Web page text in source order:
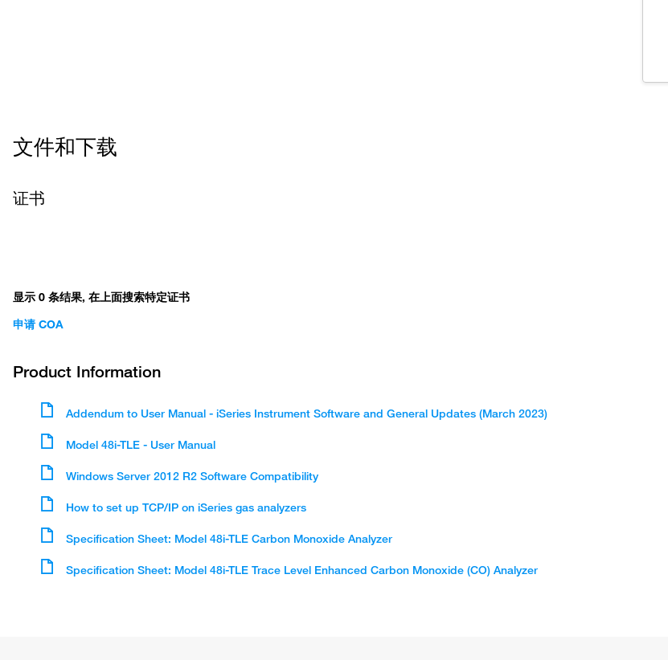
文件和下载
证书
显示 0 条结果, 在上面搜索特定证书
申请 COA
Product Information
Addendum to User Manual - iSeries Instrument Software and General Updates (March 2023)
Model 48i-TLE - User Manual
Windows Server 2012 R2 Software Compatibility
How to set up TCP/IP on iSeries gas analyzers
Specification Sheet: Model 48i-TLE Carbon Monoxide Analyzer
Specification Sheet: Model 48i-TLE Trace Level Enhanced Carbon Monoxide (CO) Analyzer